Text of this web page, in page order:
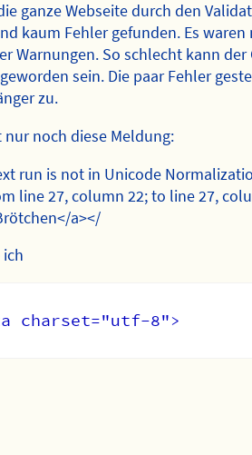
ganze Webseite durch den
kaum Fehler gefunden. Es waren
Warnungen. So schlecht kann der
sein. Die paar Fehler
zu.
nur noch diese Meldung:
run is not in Unicode
line 27, column 22; to line 27,
a></
ich
charset="utf-8">